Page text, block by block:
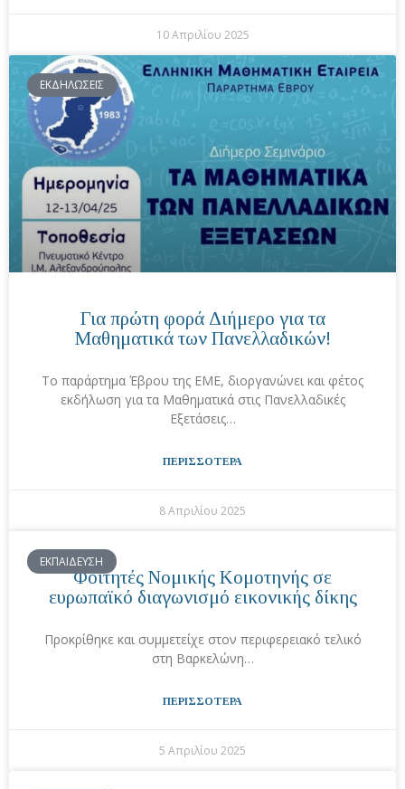
10 Απριλίου 2025
ΕΚΔΗΛΩΣΕΙΣ
Για πρώτη φορά Διήμερο για τα
Μαθηματικά των Πανελλαδικών!
Το παράρτημα Έβρου της ΕΜΕ, διοργανώνει και φέτος
εκδήλωση για τα Μαθηματικά στις Πανελλαδικές
Εξετάσεις…
ΠΕΡΙΣΣΟΤΕΡΑ
8 Απριλίου 2025
ΕΚΠΑΙΔΕΥΣΗ
Φοιτητές Νομικής Κομοτηνής σε
ευρωπαϊκό διαγωνισμό εικονικής δίκης
Προκρίθηκε και συμμετείχε στον περιφερειακό τελικό
στη Βαρκελώνη…
ΠΕΡΙΣΣΟΤΕΡΑ
5 Απριλίου 2025